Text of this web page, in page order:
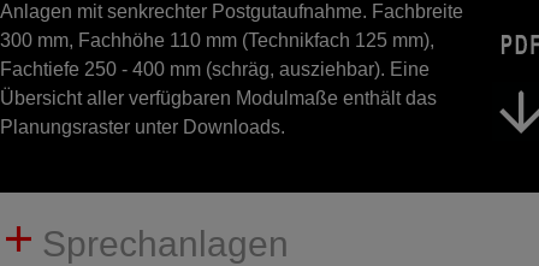
Anlagen mit senkrechter Postgutaufnahme. Fachbreite
300 mm, Fachhöhe 110 mm (Technikfach 125 mm),
Fachtiefe 250 - 400 mm (schräg, ausziehbar). Eine
Übersicht aller verfügbaren Modulmaße enthält das
Planungsraster unter Downloads.
Sprechanlagen